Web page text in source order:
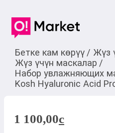
Бетке кам көрүү / Жүз
Жүз үчүн маскалар /
Набор увлажняющих
Kosh Hyaluronic Acid
1 100,00c